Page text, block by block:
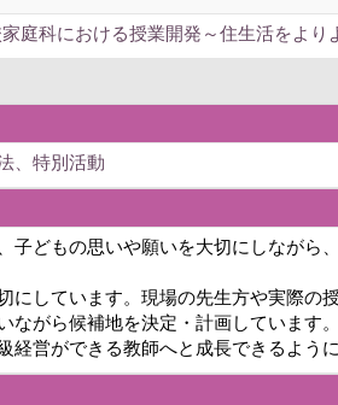
庭科における授業開発～住生活をよ
、特別活動
どもの思いや願いを大切にしながら
しています。現場の先生方や実際の
がら候補地を決定・計画しています。
営ができる教師へと成長できるよう